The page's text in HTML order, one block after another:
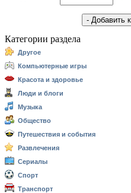
Категории раздела
Другое
Компьютерные игры
Красота и здоровье
Люди и блоги
Музыка
Общество
Путешествия и события
Развлечения
Сериалы
Спорт
Транспорт